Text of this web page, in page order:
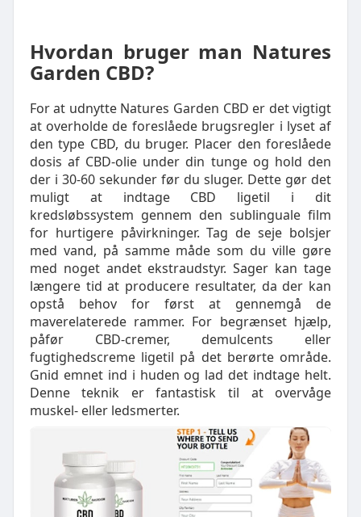
Hvordan bruger man Natures
Garden CBD?
For at udnytte Natures Garden CBD er det vigtigt
at overholde de foreslåede brugsregler i lyset af
den type CBD, du bruger. Placer den foreslåede
dosis af CBD-olie under din tunge og hold den
der i 30-60 sekunder før du sluger. Dette gør det
muligt at indtage CBD ligetil i dit
kredsløbssystem gennem den sublinguale film
for hurtigere påvirkninger. Tag de seje bolsjer
med vand, på samme måde som du ville gøre
med noget andet ekstraudstyr. Sager kan tage
længere tid at producere resultater, da der kan
opstå behov for først at gennemgå de
maverelaterede rammer. For begrænset hjælp,
påfør CBD-cremer, demulcents eller
fugtighedscreme ligetil på det berørte område.
Gnid emnet ind i huden og lad det indtage helt.
Denne teknik er fantastisk til at overvåge
muskel- eller ledsmerter.